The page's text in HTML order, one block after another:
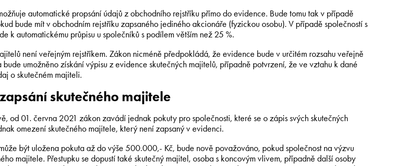
automatické propsání údajů z obchodního rejstříku přímo do evidence. Bude tomu tak v případě
bude mít v obchodním rejstříku zapsaného jediného akcionáře (fyzickou osobu). V případě společností s
k automatickému průpisu u společníků s podílem větším než 25 %.
není veřejným rejstříkem. Zákon nicméně předpokládá, že evidence bude v určitém rozsahu veřejně
bude umožněno získání výpisu z evidence skutečných majitelů, případně potvrzení, že ve vztahu k dané
o skutečném majiteli.
skutečného majitele
od 01. června 2021 zákon zavádí jednak pokuty pro společnosti, které se o zápis svých skutečných
omezení skutečného majitele, který není zapsaný v evidenci.
být uložena pokuta až do výše 500.000,- Kč, bude nově považováno, pokud společnost na výzvu
majitele. Přestupku se dopustí také skutečný majitel, osoba s koncovým vlivem, případně další osoby